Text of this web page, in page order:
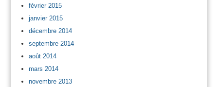
février 2015
janvier 2015
décembre 2014
septembre 2014
août 2014
mars 2014
novembre 2013